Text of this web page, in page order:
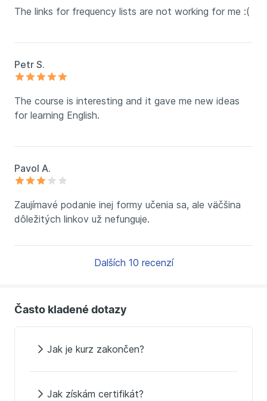
The links for frequency lists are not working for me :(
Petr S.
The course is interesting and it gave me new ideas
for learning English.
Pavol A.
Zaujímavé podanie inej formy učenia sa, ale väčšina
dôležitých linkov už nefunguje.
Dalších 10 recenzí
Často kladené dotazy
Jak je kurz zakončen?
Jak získám certifikát?